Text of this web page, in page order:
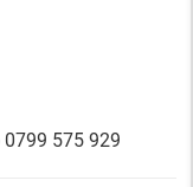
575 929